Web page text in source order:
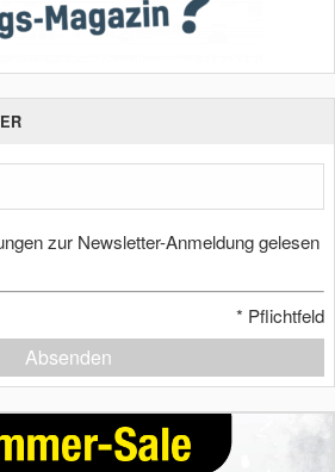
zur Newsletter-Anmeldung gelesen
* Pflichtfeld
Absenden